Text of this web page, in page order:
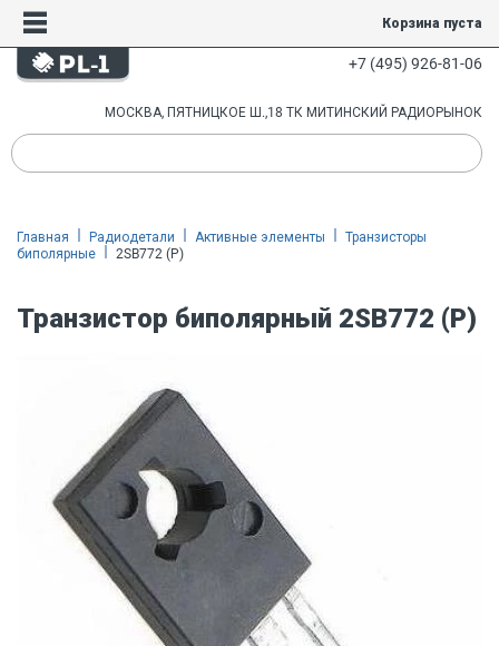
Корзина пуста
+7 (495) 926-81-06
МОСКВА, ПЯТНИЦКОЕ Ш.,18 ТК МИТИНСКИЙ РАДИОРЫНОК
Главная Радиодетали Активные элементы
Транзисторы
биполярные
2SB772 (P)
Транзистор биполярный 2SB772 (P)